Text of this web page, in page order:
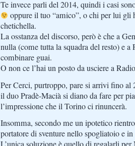
Te invece parli del 2014, quindi i casi
oppure il tuo “amico”, o chi per lui gli
chetichella.
La osstanza del discorso, però è che a
nulla (come tutta la squadra del resto) e a
combinare guai.
O non ce l’hai un posto da usciere a
Per Cerci, purtroppo, pare si arrivi fino al
il duo Pradè-Macià si diano da fare per
l’impressione che il Torino ci rinuncerà.
Insomma, secondo me un ipotetico
portatore di sventure nello spogliatoio e